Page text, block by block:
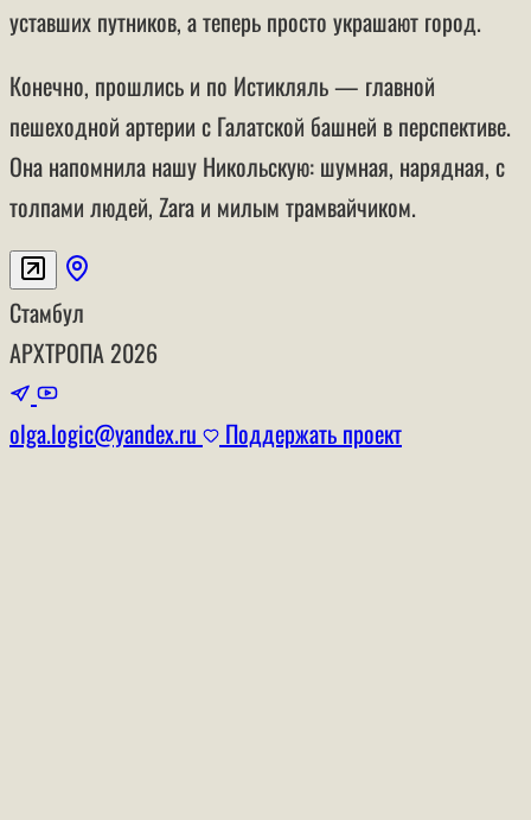
уставших путников, а теперь просто украшают город.
Конечно, прошлись и по Истикляль — главной
пешеходной артерии с Галатской башней в перспективе.
Она напомнила нашу Никольскую: шумная, нарядная, с
толпами людей, Zara и милым трамвайчиком.
Стамбул
АРХТРОПА 2026
olga.logic@yandex.ru Поддержать проект